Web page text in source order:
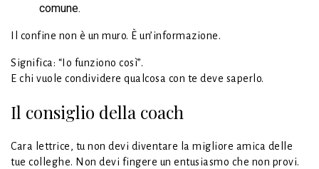
comune.
Il confine non è un muro. È un’informazione.
Significa: “Io funziono così”.
E chi vuole condividere qualcosa con te deve saperlo.
Il consiglio della coach
Cara lettrice, tu non devi diventare la migliore amica delle
tue colleghe. Non devi fingere un entusiasmo che non provi.